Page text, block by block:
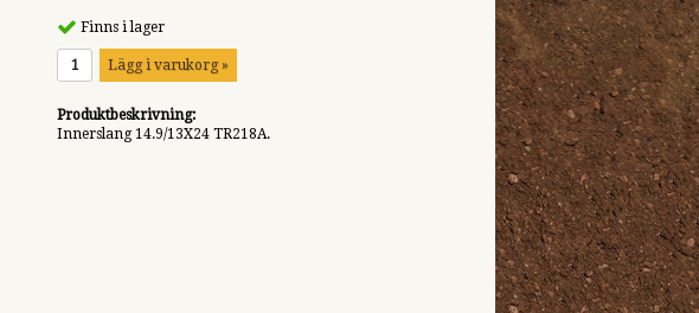
Finns i lager
Lägg i varukorg »
Produktbeskrivning:
Innerslang 14.9/13X24 TR218A.